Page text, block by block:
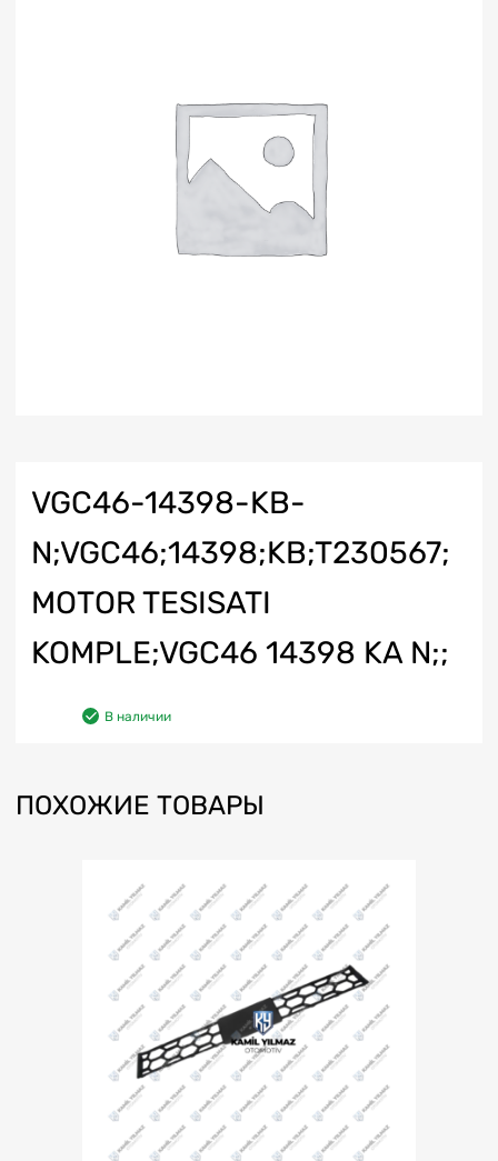
VGC46-14398-KB-
N;VGC46;14398;KB;T230567;
MOTOR TESISATI
KOMPLE;VGC46 14398 KA N;;
В наличии
ПОХОЖИЕ ТОВАРЫ